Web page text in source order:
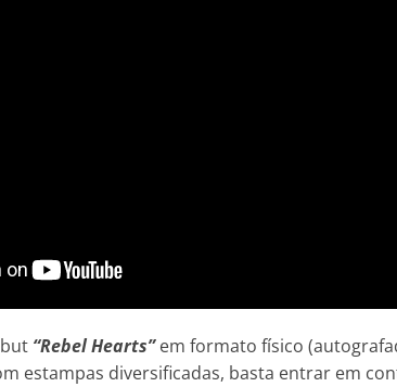
“Rebel Hearts”em formato físico
estampas diversificadas, basta entrar em